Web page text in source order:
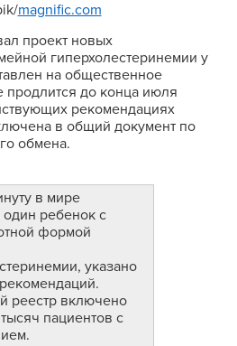
magnific.com
проект новых
гиперхолестеринемии у
на общественное
продлится до конца июля
рекомендациях
в общий документ по
обмена.
в мире
один ребенок с
формой
указано
реестр включено
пациентов с